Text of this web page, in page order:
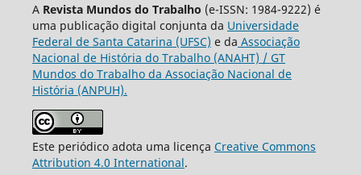
A Revista Mundos do Trabalho (e-ISSN: 1984-9222) é
uma publicação digital conjunta da Universidade
Federal de Santa Catarina (UFSC) e da Associação
Nacional de História do Trabalho (ANAHT) / GT
Mundos do Trabalho da Associação Nacional de
História (ANPUH).
Este periódico adota uma licença Creative Commons
Attribution 4.0 International.